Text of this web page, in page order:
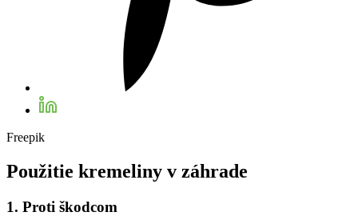
Freepik
Použitie kremeliny v záhrade
1. Proti škodcom